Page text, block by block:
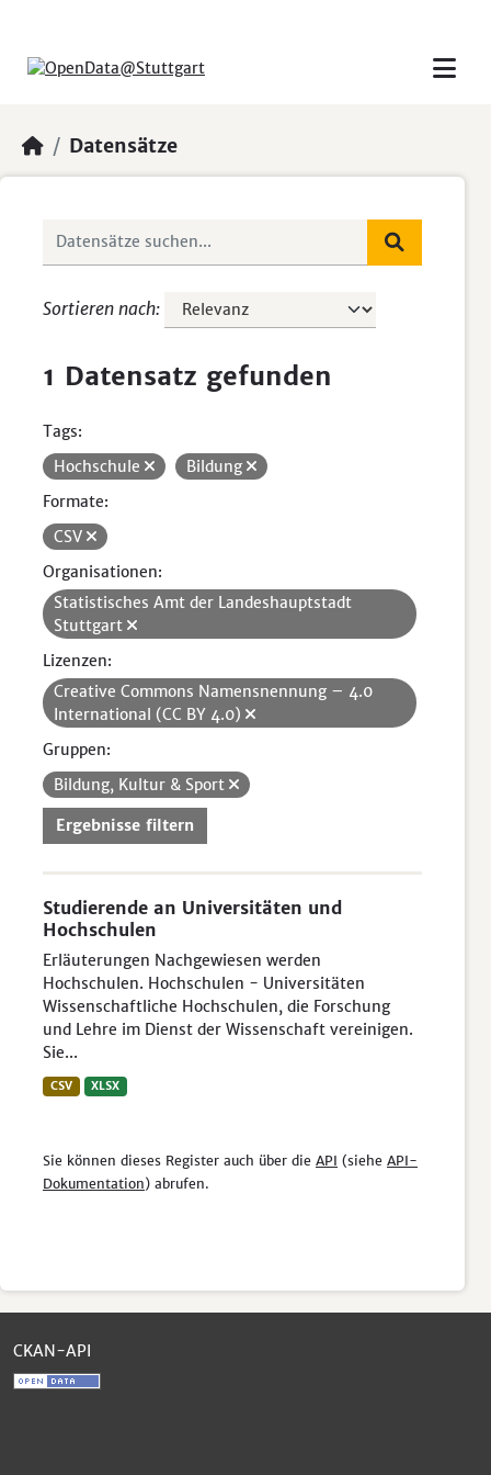
Datensätze
Sortieren nach
1 Datensatz gefunden
Tags:
Hochschule
Bildung
Formate:
CSV
Organisationen:
Statistisches Amt der Landeshauptstadt
Stuttgart
Lizenzen:
Creative Commons Namensnennung – 4.0
International (CC BY 4.0)
Gruppen:
Bildung, Kultur & Sport
Ergebnisse filtern
Studierende an Universitäten und
Hochschulen
Erläuterungen Nachgewiesen werden
Hochschulen. Hochschulen - Universitäten
Wissenschaftliche Hochschulen, die Forschung
und Lehre im Dienst der Wissenschaft vereinigen.
Sie...
CSV XLSX
Sie können dieses Register auch über die API (siehe API-
Dokumentation) abrufen.
CKAN-API